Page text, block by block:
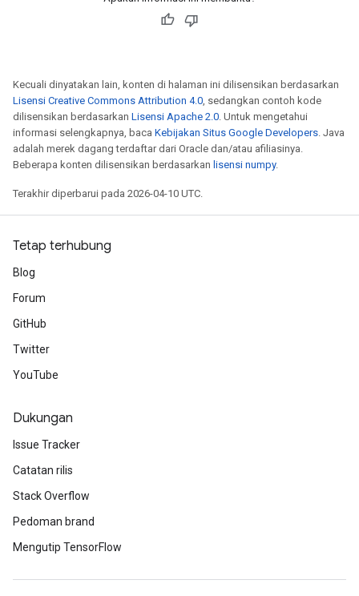
Kecuali dinyatakan lain, konten di halaman ini dilisensikan berdasarkan
Lisensi Creative Commons Attribution 4.0, sedangkan contoh kode
dilisensikan berdasarkan Lisensi Apache 2.0. Untuk mengetahui
informasi selengkapnya, baca Kebijakan Situs Google Developers. Java
adalah merek dagang terdaftar dari Oracle dan/atau afiliasinya.
Beberapa konten dilisensikan berdasarkan lisensi numpy.
Terakhir diperbarui pada 2026-04-10 UTC.
Tetap terhubung
Blog
Forum
GitHub
Twitter
YouTube
Dukungan
Issue Tracker
Catatan rilis
Stack Overflow
Pedoman brand
Mengutip TensorFlow